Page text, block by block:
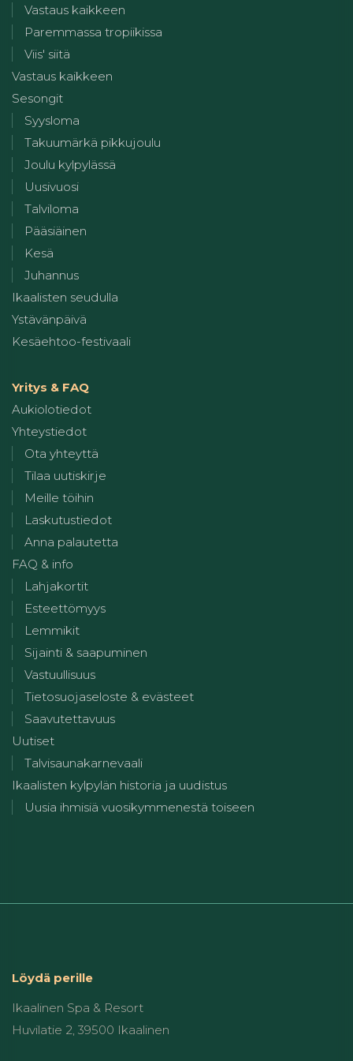
Vastaus kaikkeen
Paremmassa tropiikissa
Viis' siitä
Vastaus kaikkeen
Sesongit
Syysloma
Takuumärkä pikkujoulu
Joulu kylpylässä
Uusivuosi
Talviloma
Pääsiäinen
Kesä
Juhannus
Ikaalisten seudulla
Ystävänpäivä
Kesäehtoo-festivaali
Yritys & FAQ
Aukiolotiedot
Yhteystiedot
Ota yhteyttä
Tilaa uutiskirje
Meille töihin
Laskutustiedot
Anna palautetta
FAQ & info
Lahjakortit
Esteettömyys
Lemmikit
Sijainti & saapuminen
Vastuullisuus
Tietosuojaseloste & evästeet
Saavutettavuus
Uutiset
Talvisaunakarnevaali
Ikaalisten kylpylän historia ja uudistus
Uusia ihmisiä vuosikymmenestä toiseen
Löydä perille
Ikaalinen Spa & Resort
Huvilatie 2, 39500 Ikaalinen